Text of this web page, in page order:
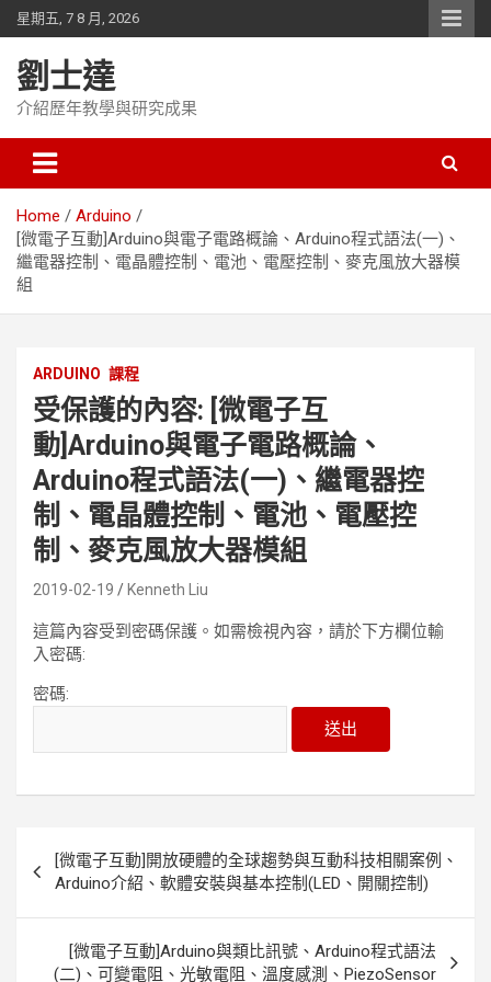
Skip
to
content
星期五, 7 8 月, 2026
劉士達
介紹歷年教學與研究成果
Home
Arduino
[微電子互動]Arduino與電子電路概論、Arduino程式語法(一)、
繼電器控制、電晶體控制、電池、電壓控制、麥克風放大器模
組
ARDUINO 課程
受保護的內容: [微電子互
動]Arduino與電子電路概論、
Arduino程式語法(一)、繼電器控
制、電晶體控制、電池、電壓控
制、麥克風放大器模組
2019-02-19 Kenneth Liu
這篇內容受到密碼保護。如需檢視內容，請於下方欄位輸
入密碼:
密碼:
章
導
[微電子互動]開放硬體的全球趨勢與互動科技相關案例、
Arduino介紹、軟體安裝與基本控制(LED、開關控制)
[微電子互動]Arduino與類比訊號、Arduino程式語法
(二)、可變電阻、光敏電阻、溫度感測、PiezoSensor